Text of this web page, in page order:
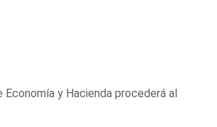
Economía y Hacienda procederá al